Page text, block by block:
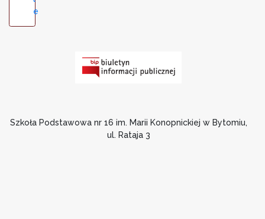
e
Szkoła Podstawowa nr 16 im. Marii Konopnickiej w Bytomiu,
ul. Rataja 3